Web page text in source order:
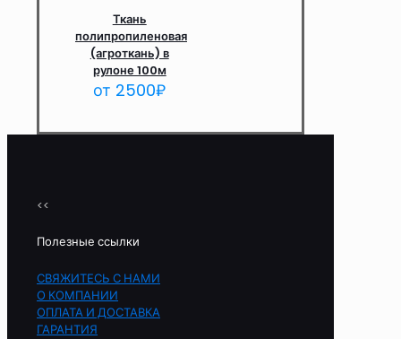
Ткань
полипропиленовая
(агроткань) в
рулоне 100м
от 2500₽
<<
Полезные ссылки
СВЯЖИТЕСЬ С НАМИ
О КОМПАНИИ
ОПЛАТА И ДОСТАВКА
ГАРАНТИЯ